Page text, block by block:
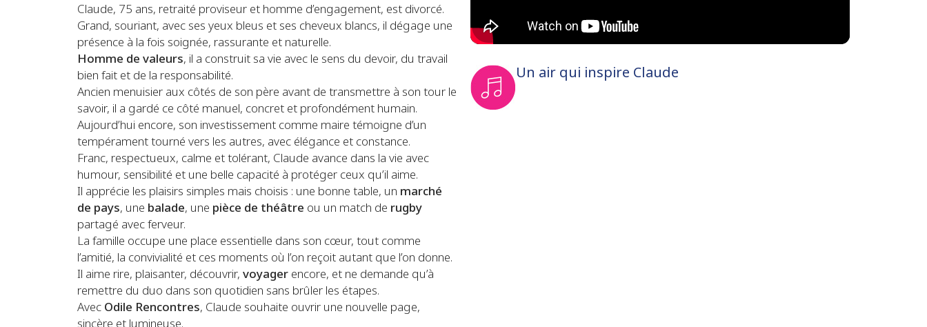
Claude, 75 ans, retraité proviseur et homme d’engagement, est divorcé.
Grand, souriant, avec ses yeux bleus et ses cheveux blancs, il dégage une
présence à la fois soignée, rassurante et naturelle.
Homme de valeurs, il a construit sa vie avec le sens du devoir, du travail
bien fait et de la responsabilité.
Ancien menuisier aux côtés de son père avant de transmettre à son tour le
savoir, il a gardé ce côté manuel, concret et profondément humain.
Aujourd’hui encore, son investissement comme maire témoigne d’un
tempérament tourné vers les autres, avec élégance et constance.
Franc, respectueux, calme et tolérant, Claude avance dans la vie avec
humour, sensibilité et une belle capacité à protéger ceux qu’il aime.
Il apprécie les plaisirs simples mais choisis : une bonne table, un marché
de pays, une balade, une pièce de théâtre ou un match de rugby
partagé avec ferveur.
La famille occupe une place essentielle dans son cœur, tout comme
l’amitié, la convivialité et ces moments où l’on reçoit autant que l’on donne.
Il aime rire, plaisanter, découvrir, voyager encore, et ne demande qu’à
remettre du duo dans son quotidien sans brûler les étapes.
Avec Odile Rencontres, Claude souhaite ouvrir une nouvelle page,
Un air qui inspire Claude